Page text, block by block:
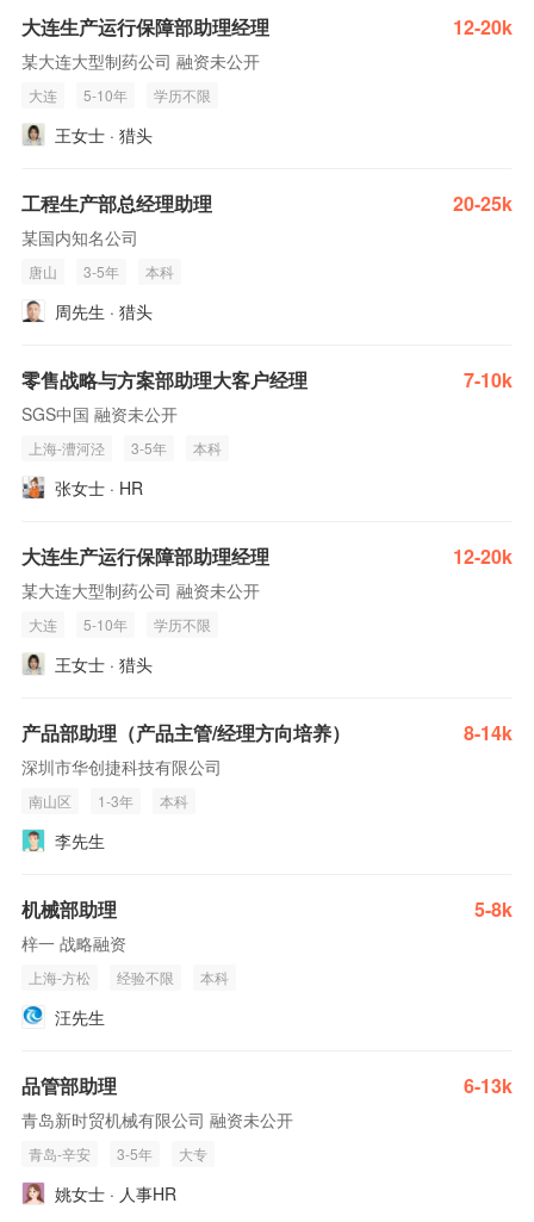
大连生产运行保障部助理经理 12-20k
某大连大型制药公司 融资未公开
大连 5-10年 学历不限
王女士 · 猎头
工程生产部总经理助理 20-25k
某国内知名公司
唐山 3-5年 本科
周先生 · 猎头
零售战略与方案部助理大客户经理 7-10k
SGS中国 融资未公开
上海-漕河泾 3-5年 本科
张女士 · HR
大连生产运行保障部助理经理 12-20k
某大连大型制药公司 融资未公开
大连 5-10年 学历不限
王女士 · 猎头
产品部助理（产品主管/经理方向培养） 8-14k
深圳市华创捷科技有限公司
南山区 1-3年 本科
李先生
机械部助理 5-8k
梓一 战略融资
上海-方松 经验不限 本科
汪先生
品管部助理 6-13k
青岛新时贸机械有限公司 融资未公开
青岛-辛安 3-5年 大专
姚女士 · 人事HR